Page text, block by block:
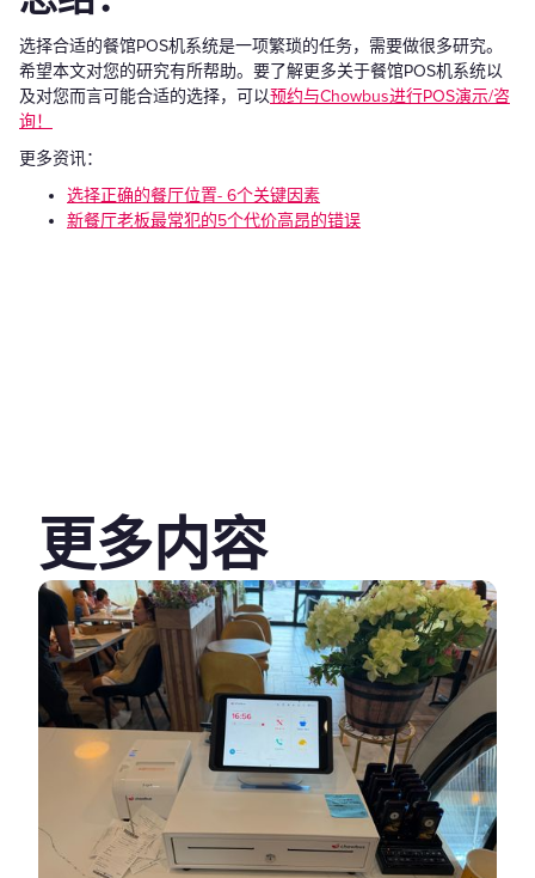
选择合适的餐馆POS机系统是一项繁琐的任务，需要做很多研究。
希望本文对您的研究有所帮助。要了解更多关于餐馆POS机系统以
及对您而言可能合适的选择，可以预约与Chowbus进行POS演示/咨
询！
更多资讯：
选择正确的餐厅位置- 6个关键因素
新餐厅老板最常犯的5个代价高昂的错误
更多内容